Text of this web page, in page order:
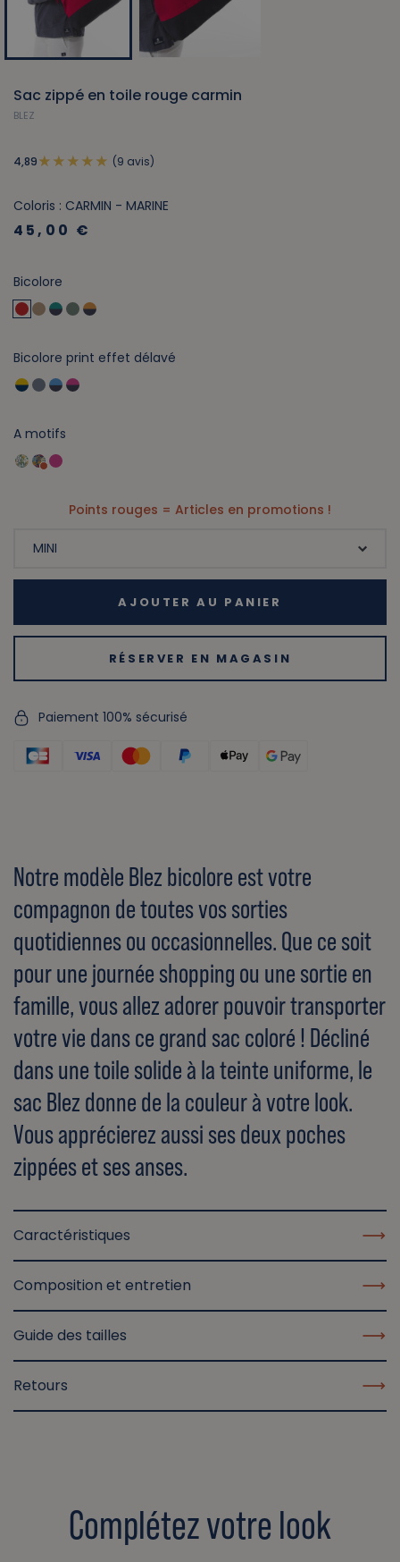
Sac zippé en toile rouge carmin
BLEZ
4,89 (9 avis)
Coloris : CARMIN - MARINE
45,00 €
Bicolore
Bicolore print effet délavé
A motifs
Points rouges = Articles en promotions !
AJOUTER AU PANIER
RÉSERVER EN MAGASIN
Paiement 100% sécurisé
Notre modèle Blez bicolore est votre
compagnon de toutes vos sorties
quotidiennes ou occasionnelles. Que ce soit
pour une journée shopping ou une sortie en
famille, vous allez adorer pouvoir transporter
votre vie dans ce grand sac coloré ! Décliné
dans une toile solide à la teinte uniforme, le
sac Blez donne de la couleur à votre look.
Vous apprécierez aussi ses deux poches
zippées et ses anses.
Caractéristiques
Composition et entretien
Guide des tailles
Retours
Complétez votre look